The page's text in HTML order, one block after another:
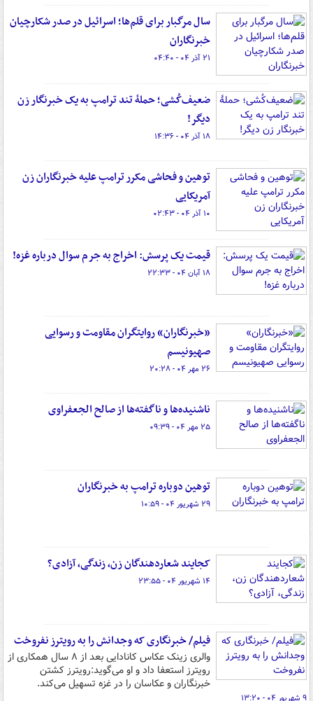
سال مرگبار برای قلم‌ها؛ اسرائیل در صدر شکارچیان
خبرنگاران
۲۱ آذر ۰۴ - ۰۴:۴۰
ضعیف‌کُشی؛ حملهٔ تند ترامپ به یک خبرنگار زن
دیگر!
۱۸ آذر ۰۴ - ۱۴:۳۶
توهین و فحاشی مکرر ترامپ علیه خبرنگاران زن
آمریکایی
۱۰ آذر ۰۴ - ۰۲:۴۳
قیمت یک پرسش: اخراج به جرم سوال درباره غزه!
۱۸ آبان ۰۴ - ۲۲:۳۳
«خبرنگاران» روایتگران مقاومت و رسوایی
صهیونیسم
۲۶ مهر ۰۴ - ۲۰:۲۸
ناشنیده‌ها و ناگفته‌ها از صالح الجعفراوی
۲۵ مهر ۰۴ - ۰۹:۳۹
توهین دوباره ترامپ به خبرنگاران
۲۹ شهریور ۰۴ - ۱۰:۵۹
کجایند شعاردهندگان زن، زندگی، آزادی؟
۱۴ شهریور ۰۴ - ۲۳:۵۵
فیلم/ خبرنگاری که وجدانش را به رویترز نفروخت
والری زینک عکاس کانادایی بعد از ۸ سال همکاری از
رویترز استعفا داد و او می‌گوید:‌رویترز کشتن
خبرنگاران و عکاسان را در غزه تسهیل می‌کند.
۹ شهریور ۰۴ - ۱۳:۲۰